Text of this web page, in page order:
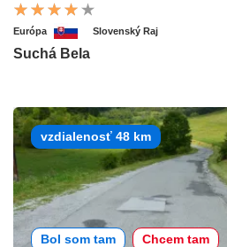
Európa Slovenský Raj
Suchá Bela
vzdialenosť 48 km
Bol som tam Chcem tam